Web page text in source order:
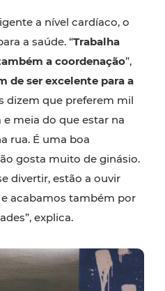
a nível cardíaco, o
a saúde. “Trabalha
a coordenação”,
de ser excelente para a
dizem que preferem mil
meia do que estar na
rua. É uma boa
gosta muito de ginásio.
divertir, estão a ouvir
acabamos também por
explica.